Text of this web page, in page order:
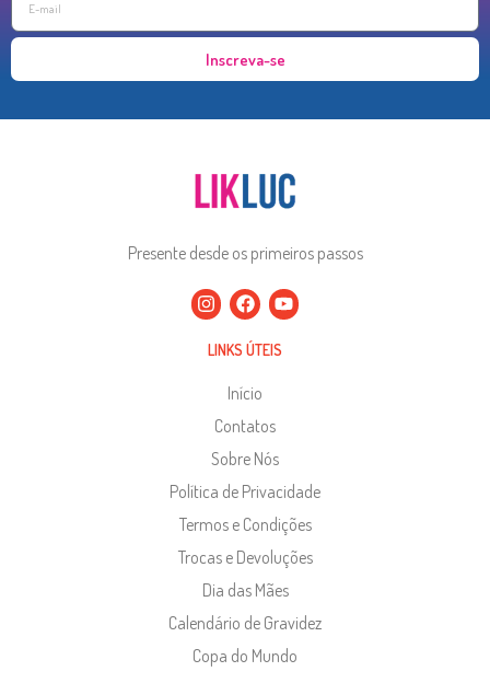
Inscreva-se
Presente desde os primeiros passos
LINKS ÚTEIS
Início
Contatos
Sobre Nós
Política de Privacidade
Termos e Condições
Trocas e Devoluções
Dia das Mães
Calendário de Gravidez
Copa do Mundo